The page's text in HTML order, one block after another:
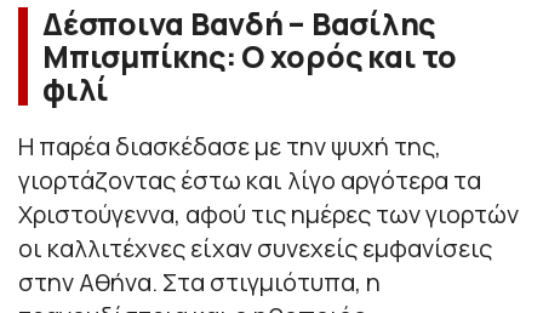
Δέσποινα Βανδή – Βασίλης
Μπισμπίκης: Ο χορός και το
φιλί
Η παρέα διασκέδασε με την ψυχή της,
γιορτάζοντας έστω και λίγο αργότερα τα
Χριστούγεννα, αφού τις ημέρες των γιορτών
οι καλλιτέχνες είχαν συνεχείς εμφανίσεις
στην Αθήνα. Στα στιγμιότυπα, η